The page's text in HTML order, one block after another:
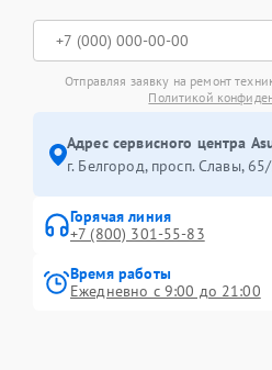
Отправляя заявку на ремонт
Политикой
Адрес сервисного центра
г. Белгород, просп. Славы,
Горячая линия
+7 (800) 301-55-83
Время работы
Ежедневно с 9:00 до 21:00